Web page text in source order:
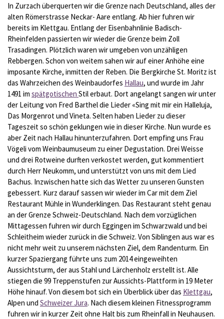
In Zurzach überquerten wir die Grenze nach Deutschland, alles der
alten Römerstrasse Neckar- Aare entlang. Ab hier fuhren wir
bereits im Klettgau. Entlang der Eisenbahnlinie Badisch-
Rheinfelden passierten wir wieder die Grenze beim Zoll
Trasadingen. Plötzlich waren wir umgeben von unzähligen
Rebbergen. Schon von weitem sahen wir auf einer Anhöhe eine
imposante Kirche, inmitten der Reben. Die Bergkirche St. Moritz ist
das Wahrzeichen des Weinbaudorfes Hallau, und wurde im Jahr
1491 im spätgotischen Stil erbaut. Dort angelangt sangen wir unter
der Leitung von Fred Barthel die Lieder «Sing mit mir ein Halleluja,
Das Morgenrot und Vineta. Selten haben Lieder zu dieser
Tageszeit so schön geklungen wie in dieser Kirche. Nun wurde es
aber Zeit nach Hallau hinunterzufahren. Dort empfing uns Frau
Vögeli vom Weinbaumuseum zu einer Degustation. Drei Weisse
und drei Rotweine durften verkostet werden, gut kommentiert
durch Herr Neukomm, und unterstützt von uns mit dem Lied
Bachus. Inzwischen hatte sich das Wetter zu unseren Gunsten
gebessert. Kurz darauf sassen wir wieder im Car mit dem Ziel
Restaurant Mühle in Wunderklingen. Das Restaurant steht genau
an der Grenze Schweiz-Deutschland. Nach dem vorzüglichen
Mittagessen fuhren wir durch Eggingen im Schwarzwald und bei
Schleitheim wieder zurück in die Schweiz. Von Siblingen aus war es
nicht mehr weit zu unserem nächsten Ziel, dem Randenturm. Ein
kurzer Spaziergang führte uns zum 2014 eingeweihten
Aussichtsturm, der aus Stahl und Lärchenholz erstellt ist. Alle
stiegen die 99 Treppenstufen zur Aussichts-Plattform in 19 Meter
Höhe hinauf. Von diesem bot sich ein Überblick über das Klettgau,
Alpen und Schweizer Jura. Nach diesem kleinen Fitnessprogramm
fuhren wir in kurzer Zeit ohne Halt bis zum Rheinfall in Neuhausen.